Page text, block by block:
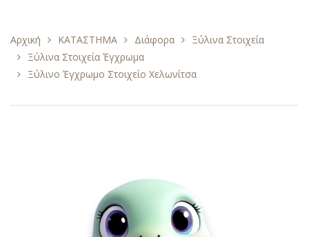
Αρχική ΚΑΤΑΣΤΗΜΑ Διάφορα
Ξύλινα Στοιχεία
Ξύλινα Στοιχεία Έγχρωμα
Ξύλινο Έγχρωμο Στοιχείο Χελωνίτσα